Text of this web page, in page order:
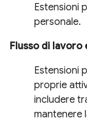
Estensioni
personale.
Flusso di lavoro
Estensioni
proprie
includere
mantenere